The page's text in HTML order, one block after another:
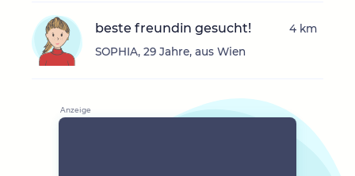
beste freundin gesucht!
SOPHIA, 29 Jahre, aus Wien
4 km